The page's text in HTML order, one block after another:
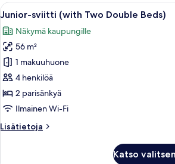
Avaa
kaikki
huonetyypin
Junior-
sviitti
(with
Two
Double
kuvat
10
Junior-sviitti (with Two Double Beds)
Näkymä kaupungille
56 m²
1 makuuhuone
4 henkilöä
2 parisänkyä
Ilmainen Wi-Fi
Lisätietoja
Lisätietoja
Katso